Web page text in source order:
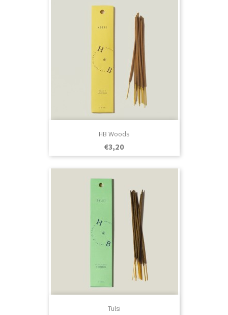
HB Woods
Prezo
€3,20
Tulsi